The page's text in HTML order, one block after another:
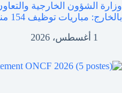
وزارة الشؤون الخارجية
بالخارج: مباريات توظيف 154 منصبًا
1 أغسطس، 2026